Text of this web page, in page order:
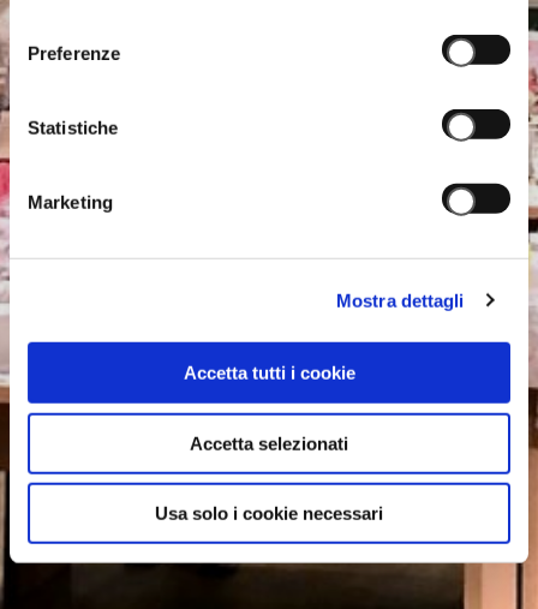
consenso
Preferenze
Statistiche
Marketing
Mostra dettagli
Accetta tutti i cookie
Accetta selezionati
Usa solo i cookie necessari